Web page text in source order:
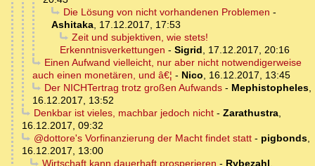
Die Lösung von nicht vorhandenen Problemen -
Ashitaka, 17.12.2017, 17:53
Zeit und subjektiven, wie stets!
Erkenntnisverkettungen - Sigrid, 17.12.2017, 20:16
Einen Aufwand vielleicht, nur aber nicht notwendigerweise
auch einen monetären, und â€¦ - Nico, 16.12.2017, 13:45
Der NICHTertrag trotz großen Aufwands- Mephistopheles,
16.12.2017, 13:52
Denkbar ist vieles, machbar jedoch nicht- Zarathustra,
16.12.2017, 09:32
@dottore's Vorfinanzierung der Macht findet statt- pigbonds,
16.12.2017, 13:00
Wirtschaft kann dauerhaft prosperieren - Rybezahl,